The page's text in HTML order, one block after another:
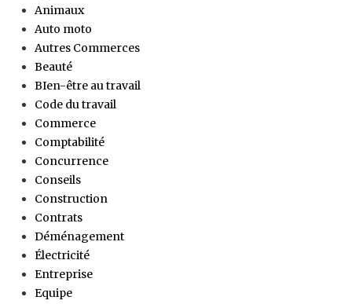
Animaux
Auto moto
Autres Commerces
Beauté
BIen-être au travail
Code du travail
Commerce
Comptabilité
Concurrence
Conseils
Construction
Contrats
Déménagement
Électricité
Entreprise
Equipe